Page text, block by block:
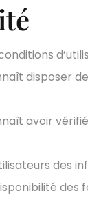
avoir
des